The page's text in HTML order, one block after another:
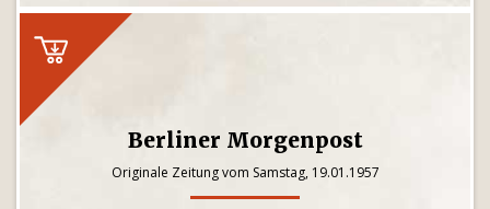
Berliner Morgenpost
Originale Zeitung vom Samstag, 19.01.1957